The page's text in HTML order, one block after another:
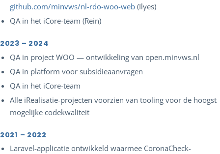
github.com/minvws/nl-rdo-woo-web (Ilyes)
QA in het iCore-team (Rein)
2023 – 2024
QA in project WOO — ontwikkeling van open.minvws.nl
QA in platform voor subsidieaanvragen
QA in het iCore-team
Alle iRealisatie-projecten voorzien van tooling voor de hoogst
mogelijke codekwaliteit
2021 – 2022
Laravel-applicatie ontwikkeld waarmee CoronaCheck-